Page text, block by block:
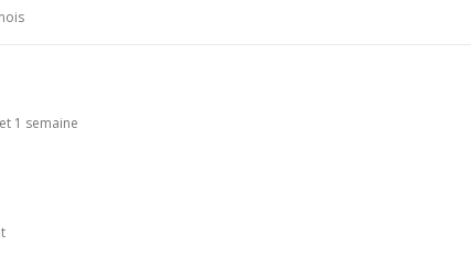
1 semaine